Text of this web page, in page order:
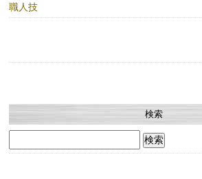
職人技
検索
索: